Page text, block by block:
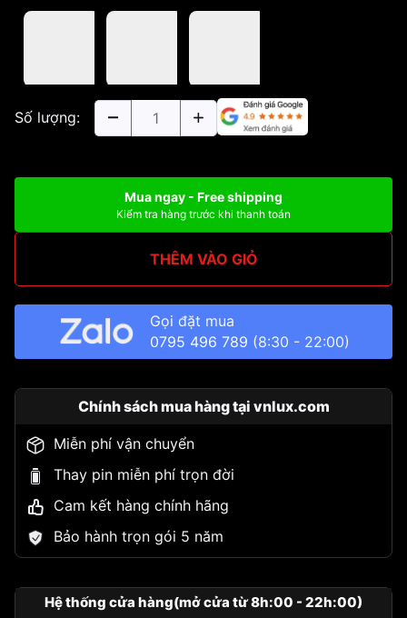
Số lượng:
Mua ngay - Free shipping
Kiểm tra hàng trước khi thanh toán
THÊM VÀO GIỎ
Gọi đặt mua
0795 496 789 (8:30 - 22:00)
Chính sách mua hàng tại vnlux.com
Miễn phí vận chuyển
Thay pin miễn phí trọn đời
Cam kết hàng chính hãng
Bảo hành trọn gói 5 năm
Hệ thống cửa hàng(mở cửa từ 8h:00 - 22h:00)